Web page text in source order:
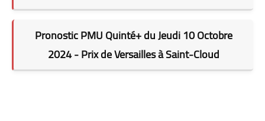
Pronostic PMU Quinté+ du Jeudi 10 Octobre
2024 - Prix de Versailles à Saint-Cloud